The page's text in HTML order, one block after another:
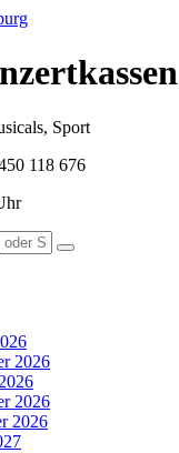
Sport
118 676
2026
2026
2026